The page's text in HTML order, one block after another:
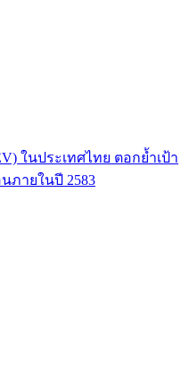
ในประเทศไทย ตอกย้ำเป้า
ภายในปี 2583